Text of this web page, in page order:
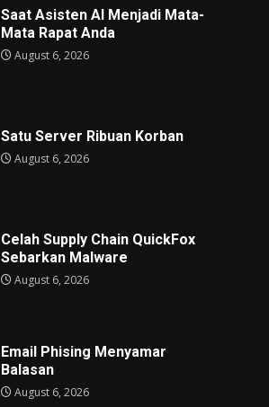
Saat Asisten AI Menjadi Mata-
Mata Rapat Anda
August 6, 2026
Satu Server Ribuan Korban
August 6, 2026
Celah Supply Chain QuickFox
Sebarkan Malware
August 6, 2026
Email Phising Menyamar
Balasan
August 6, 2026